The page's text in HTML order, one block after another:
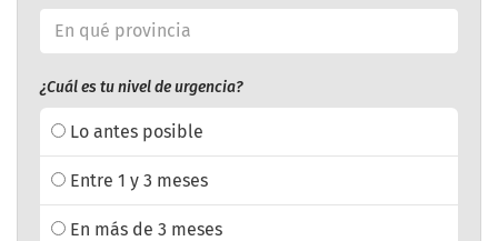
¿Cuál es tu nivel de urgencia?
Lo antes posible
Entre 1 y 3 meses
En más de 3 meses